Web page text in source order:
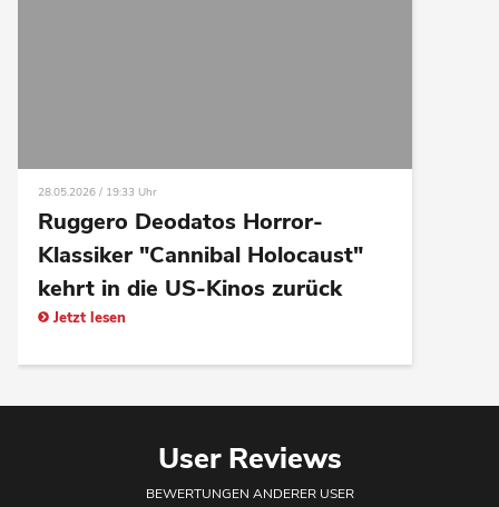
28.05.2026 / 19:33 Uhr
Ruggero Deodatos Horror-
Klassiker "Cannibal Holocaust"
kehrt in die US-Kinos zurück
Jetzt lesen
User Reviews
BEWERTUNGEN ANDERER USER